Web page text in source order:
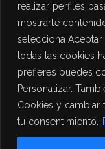
realizar perfiles
mostrarte
selecciona Aceptar
todas las cookies
prefieres puedes
Personalizar.
Cookies y cambiar
tu consentimiento.
Política de
Política de
Aviso Legal